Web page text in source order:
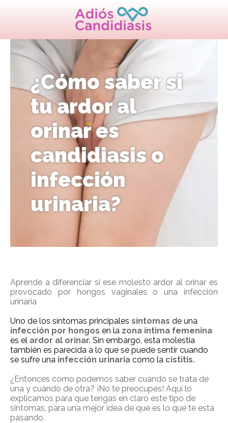
¿Cómo saber si
tu ardor al
orinar es
candidiasis o
infección
urinaria?
Aprende a diferenciar si ese molesto ardor al orinar es
provocado por hongos vaginales o una infección
urinaria
Uno de los síntomas principales síntomas de una
infección por hongos en la zona íntima femenina
es el ardor al orinar. Sin embargo, esta molestia
también es parecida a lo que se puede sentir cuando
se sufre una infección urinaria como la cistitis.
¿Entonces como podemos saber cuándo se trata de
una y cuándo de otra? ¡No te preocupes! Aquí lo
explicamos para que tengas en claro este tipo de
síntomas, para una mejor idea de qué es lo que te está
pasando.